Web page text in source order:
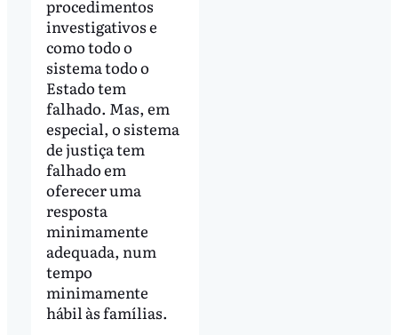
procedimentos
investigativos e
como todo o
sistema todo o
Estado tem
falhado. Mas, em
especial, o sistema
de justiça tem
falhado em
oferecer uma
resposta
minimamente
adequada, num
tempo
minimamente
hábil às famílias.